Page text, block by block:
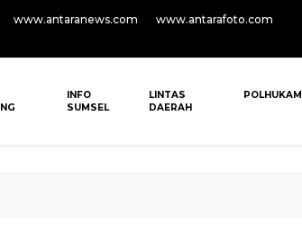
www.antaranews.com www.antarafoto.com
INFO
SUMSEL
LINTAS
DAERAH
POLHUKAM